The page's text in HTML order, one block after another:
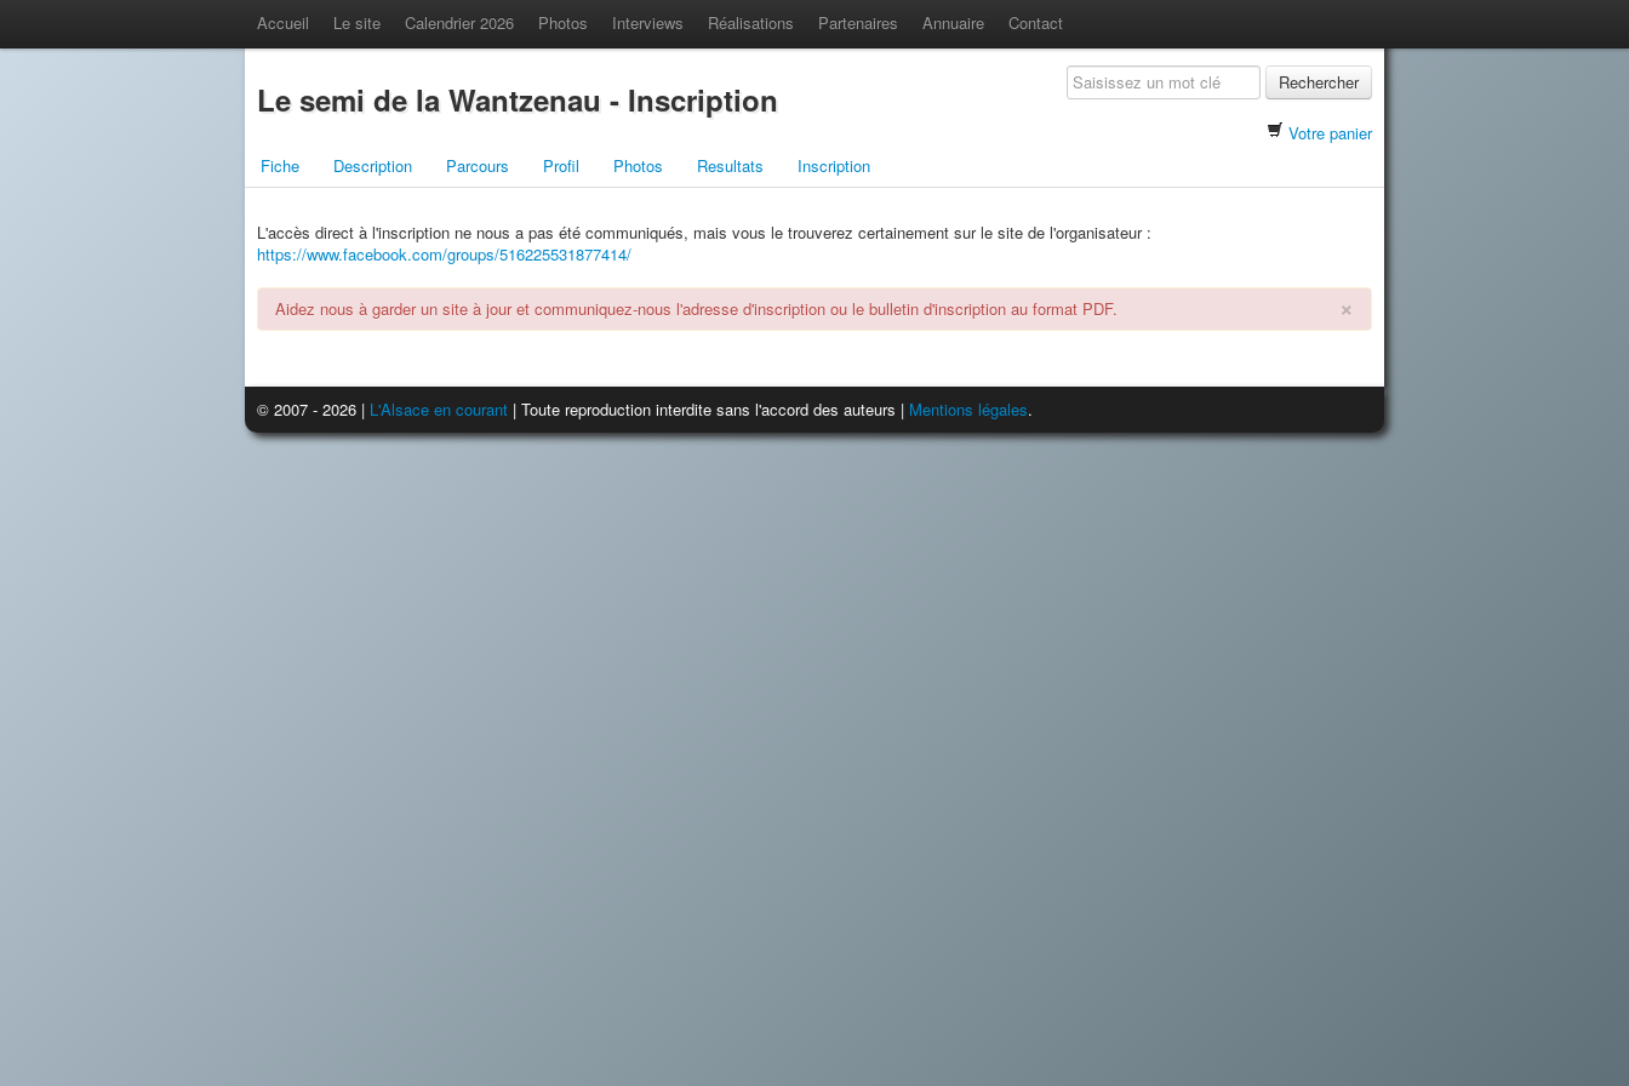
Accueil Le site Calendrier 2026 Photos Interviews Réalisations Partenaires Annuaire Contact
Le semi de la Wantzenau - Inscription Rechercher
Votre panier
Fiche
Description Parcours Profil Photos Resultats Inscription
L'accès direct à l'inscription ne nous a pas été communiqués, mais vous le trouverez certainement sur le site de l'organisateur :
https://www.facebook.com/groups/516225531877414/
×
Aidez nous à garder un site à jour et communiquez-nous l'adresse d'inscription ou le bulletin d'inscription au format PDF.
© 2007 - 2026 | L'Alsace en courant | Toute reproduction interdite sans l'accord des auteurs | Mentions légales.